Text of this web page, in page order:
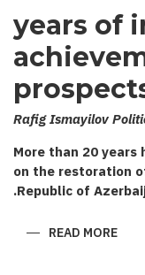
20 years
Rafig Ismayilov
More than 20 years
on the restoration
Republic of
READ MORE
ABOUT